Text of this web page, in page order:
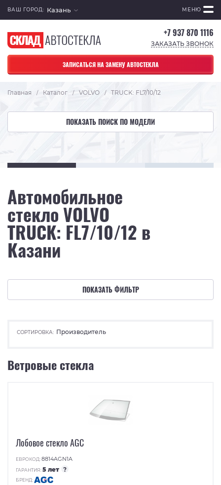
ВАШ ГОРОД: Казань МЕНЮ
+7 937 870 1116
ЗАКАЗАТЬ ЗВОНОК
ЗАПИСАТЬСЯ НА ЗАМЕНУ АВТОСТЕКЛА
Главная / Каталог / VOLVO / TRUCK: FL7/10/12
ПОКАЗАТЬ ПОИСК ПО МОДЕЛИ
Автомобильное
стекло VOLVO
TRUCK: FL7/10/12 в
Казани
ПОКАЗАТЬ ФИЛЬТР
СОРТИРОВКА: Производитель
Ветровые стекла
Лобовое стекло AGC
ЕВРОКОД:8814AGN1A
ГАРАНТИЯ:5 лет ?
БРЕНД: